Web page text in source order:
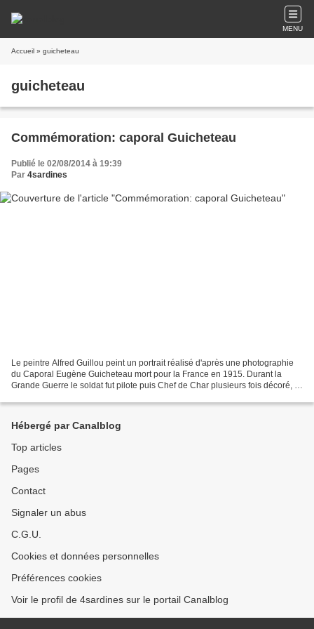
MENU
Accueil » guicheteau
guicheteau
Commémoration: caporal Guicheteau
Publié le 02/08/2014 à 19:39
Par 4sardines
Le peintre Alfred Guillou peint un portrait réalisé d'après une photographie
du Caporal Eugène Guicheteau mort pour la France en 1915. Durant la
Grande Guerre le soldat fut pilote puis Chef de Char plusieurs fois décoré, il
Hébergé par Canalblog
Top articles
Pages
Contact
Signaler un abus
C.G.U.
Cookies et données personnelles
Préférences cookies
Voir le profil de 4sardines sur le portail Canalblog